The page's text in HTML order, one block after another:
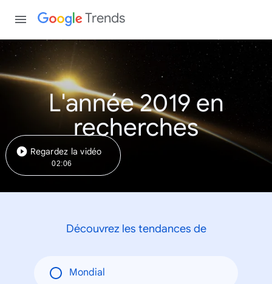
Trends
L'année 2019 en
recherches
Regardez la vidéo
02:06
Découvrez les tendances de
Mondial